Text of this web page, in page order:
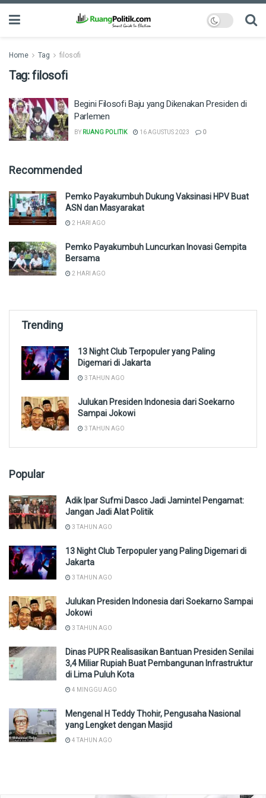
Home Tag filosofi
Tag:filosofi
Begini Filosofi Baju yang Dikenakan Presiden di
Parlemen
BY RUANG POLITIK 16 AGUSTUS 2023 0
Recommended
Pemko Payakumbuh Dukung Vaksinasi HPV Buat
ASN dan Masyarakat
2 HARI AGO
Pemko Payakumbuh Luncurkan Inovasi Gempita
Bersama
2 HARI AGO
Trending
13 Night Club Terpopuler yang Paling
Digemari di Jakarta
3 TAHUN AGO
Julukan Presiden Indonesia dari Soekarno
Sampai Jokowi
3 TAHUN AGO
Popular
Adik Ipar Sufmi Dasco Jadi Jamintel Pengamat:
Jangan Jadi Alat Politik
3 TAHUN AGO
13 Night Club Terpopuler yang Paling Digemari di
Jakarta
3 TAHUN AGO
Julukan Presiden Indonesia dari Soekarno Sampai
Jokowi
3 TAHUN AGO
Dinas PUPR Realisasikan Bantuan Presiden Senilai
3,4 Miliar Rupiah Buat Pembangunan Infrastruktur
di Lima Puluh Kota
4 MINGGU AGO
Mengenal H Teddy Thohir, Pengusaha Nasional
yang Lengket dengan Masjid
4 TAHUN AGO